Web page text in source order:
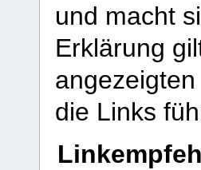
und macht
Erklärung
die Links